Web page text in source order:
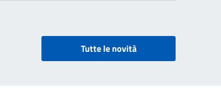
Tutte le novità